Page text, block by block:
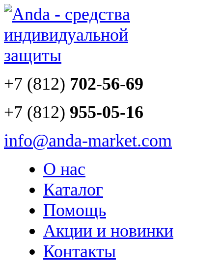
+7 (812) 702-56-69
+7 (812) 955-05-16
info@anda-market.com
О нас
Каталог
Помощь
Акции и новинки
Контакты